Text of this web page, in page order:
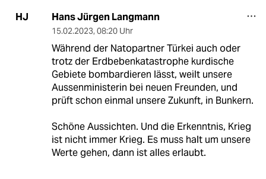
HJ Hans Jürgen Langmann
15.02.2023, 08:20 Uhr
Während der Natopartner Türkei auch oder
trotz der Erdbebenkatastrophe kurdische
Gebiete bombardieren lässt, weilt unsere
Aussenministerin bei neuen Freunden, und
prüft schon einmal unsere Zukunft, in Bunkern.
Schöne Aussichten. Und die Erkenntnis, Krieg
ist nicht immer Krieg. Es muss halt um unsere
Werte gehen, dann ist alles erlaubt.